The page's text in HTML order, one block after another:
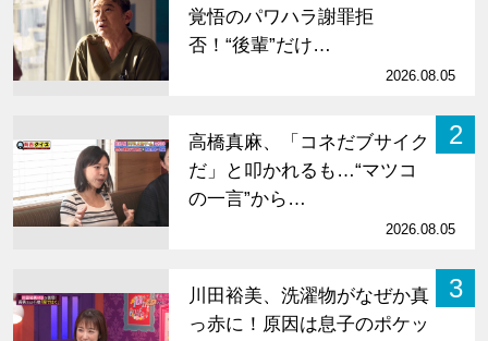
覚悟のパワハラ謝罪拒
否！“後輩”だけ…
2026.08.05
2
高橋真麻、「コネだブサイク
だ」と叩かれるも…“マツコ
の一言”から…
2026.08.05
3
川田裕美、洗濯物がなぜか真
っ赤に！原因は息子のポケッ